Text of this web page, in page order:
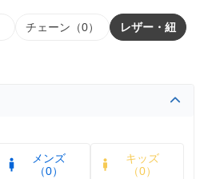
チェーン（0） レザー・紐
メンズ
（0）
キッズ
（0）